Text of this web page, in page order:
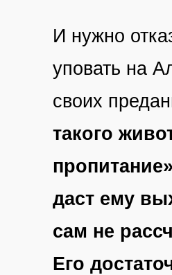
И нужно
уповать на
своих
такого
даст ему
сам не
Его